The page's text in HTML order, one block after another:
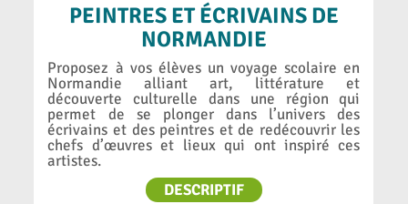
PEINTRES ET ÉCRIVAINS DE
NORMANDIE
Proposez à vos élèves un voyage scolaire en
Normandie alliant art, littérature et
découverte culturelle dans une région qui
permet de se plonger dans l’univers des
écrivains et des peintres et de redécouvrir les
chefs d’œuvres et lieux qui ont inspiré ces
artistes.
DESCRIPTIF